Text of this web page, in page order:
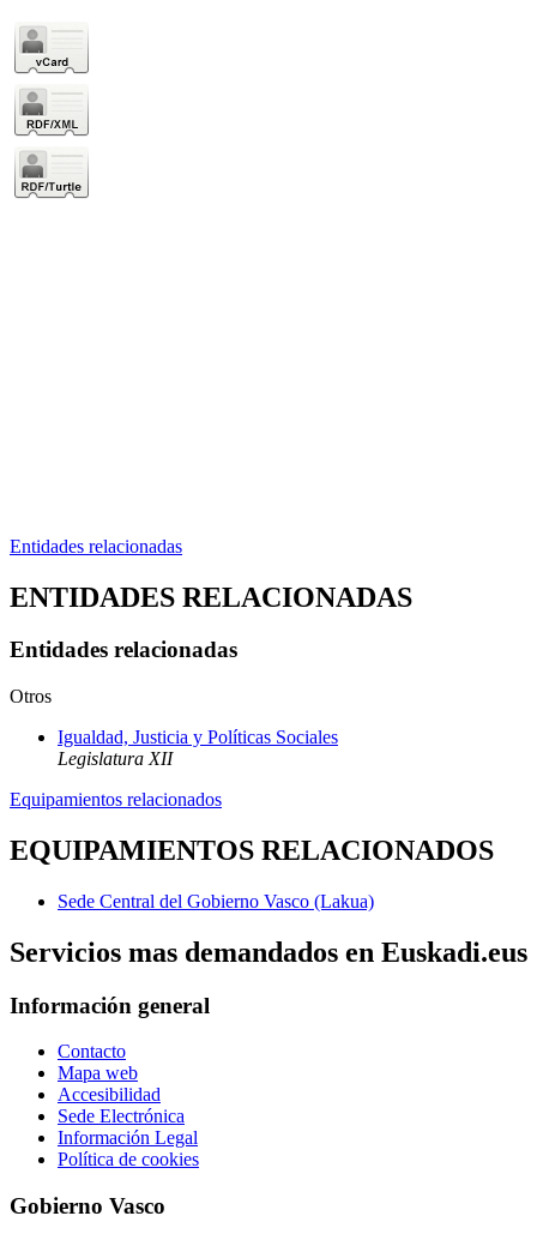
Entidades relacionadas
ENTIDADES RELACIONADAS
Entidades relacionadas
Otros
Igualdad, Justicia y Políticas Sociales
Legislatura XII
Equipamientos relacionados
EQUIPAMIENTOS RELACIONADOS
Sede Central del Gobierno Vasco (Lakua)
Servicios mas demandados en Euskadi.eus
Información general
Contacto
Mapa web
Accesibilidad
Sede Electrónica
Información Legal
Política de cookies
Gobierno Vasco